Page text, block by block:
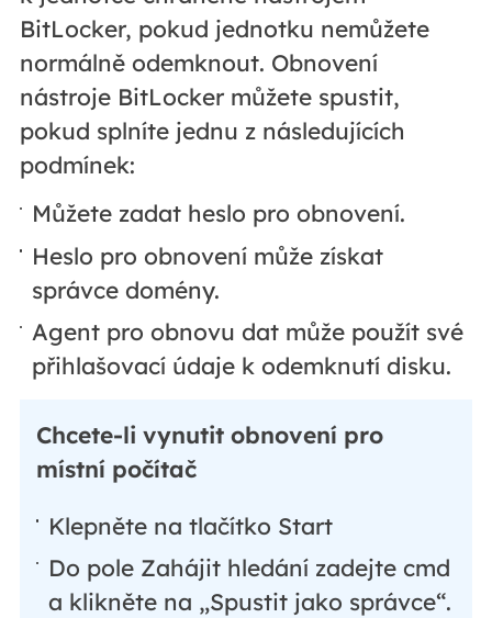
BitLocker, pokud jednotku nemůžete
normálně odemknout. Obnovení
nástroje BitLocker můžete spustit,
pokud splníte jednu z následujících
podmínek:
Můžete zadat heslo pro obnovení.
Heslo pro obnovení může získat
správce domény.
Agent pro obnovu dat může použít své
přihlašovací údaje k odemknutí disku.
Chcete-li vynutit obnovení pro
místní počítač
Klepněte na tlačítko Start
Do pole Zahájit hledání zadejte cmd
a klikněte na „Spustit jako správce“.